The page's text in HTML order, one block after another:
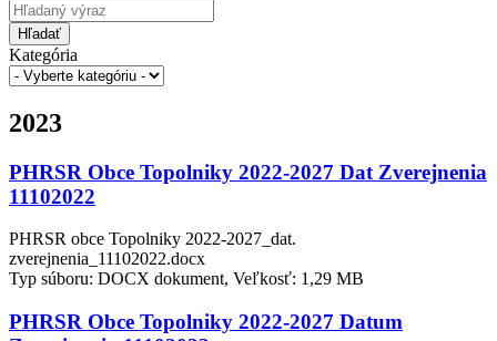
Hľadať
Kategória
2023
PHRSR Obce Topolniky 2022-2027 Dat Zverejnenia
11102022
PHRSR obce Topolniky 2022-2027_dat.
zverejnenia_11102022.docx
Typ súboru: DOCX dokument, Veľkosť: 1,29 MB
PHRSR Obce Topolniky 2022-2027 Datum